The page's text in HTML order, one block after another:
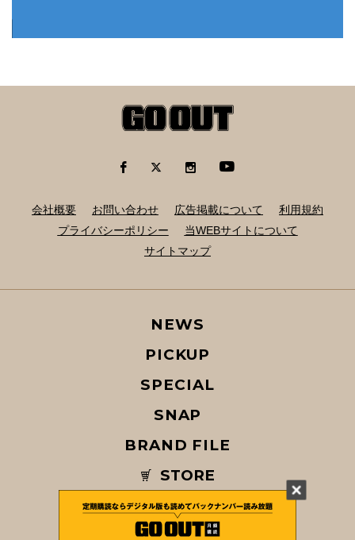
会社概要 お問い合わせ 広告掲載について
利用規約
プライバシーポリシー
当WEBサイトについて
サイトマップ
NEWS
PICKUP
SPECIAL
SNAP
BRAND FILE
STORE
MAGAZINE